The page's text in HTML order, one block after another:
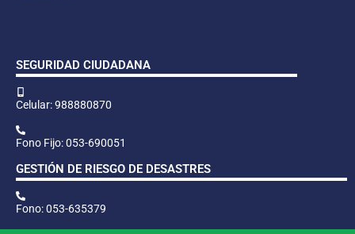
SEGURIDAD CIUDADANA
Celular: 988880870
Fono Fijo: 053-690051
GESTIÓN DE RIESGO DE DESASTRES
Fono: 053-635379